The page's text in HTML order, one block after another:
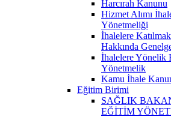
Harcırah Kanunu
Hizmet Alımı
Yönetmeliği
İhalelere
Hakkında
İhalelere Yönelik
Yönetmelik
Kamu İhale
Eğitim Birimi
SAĞLIK
EĞİTİM